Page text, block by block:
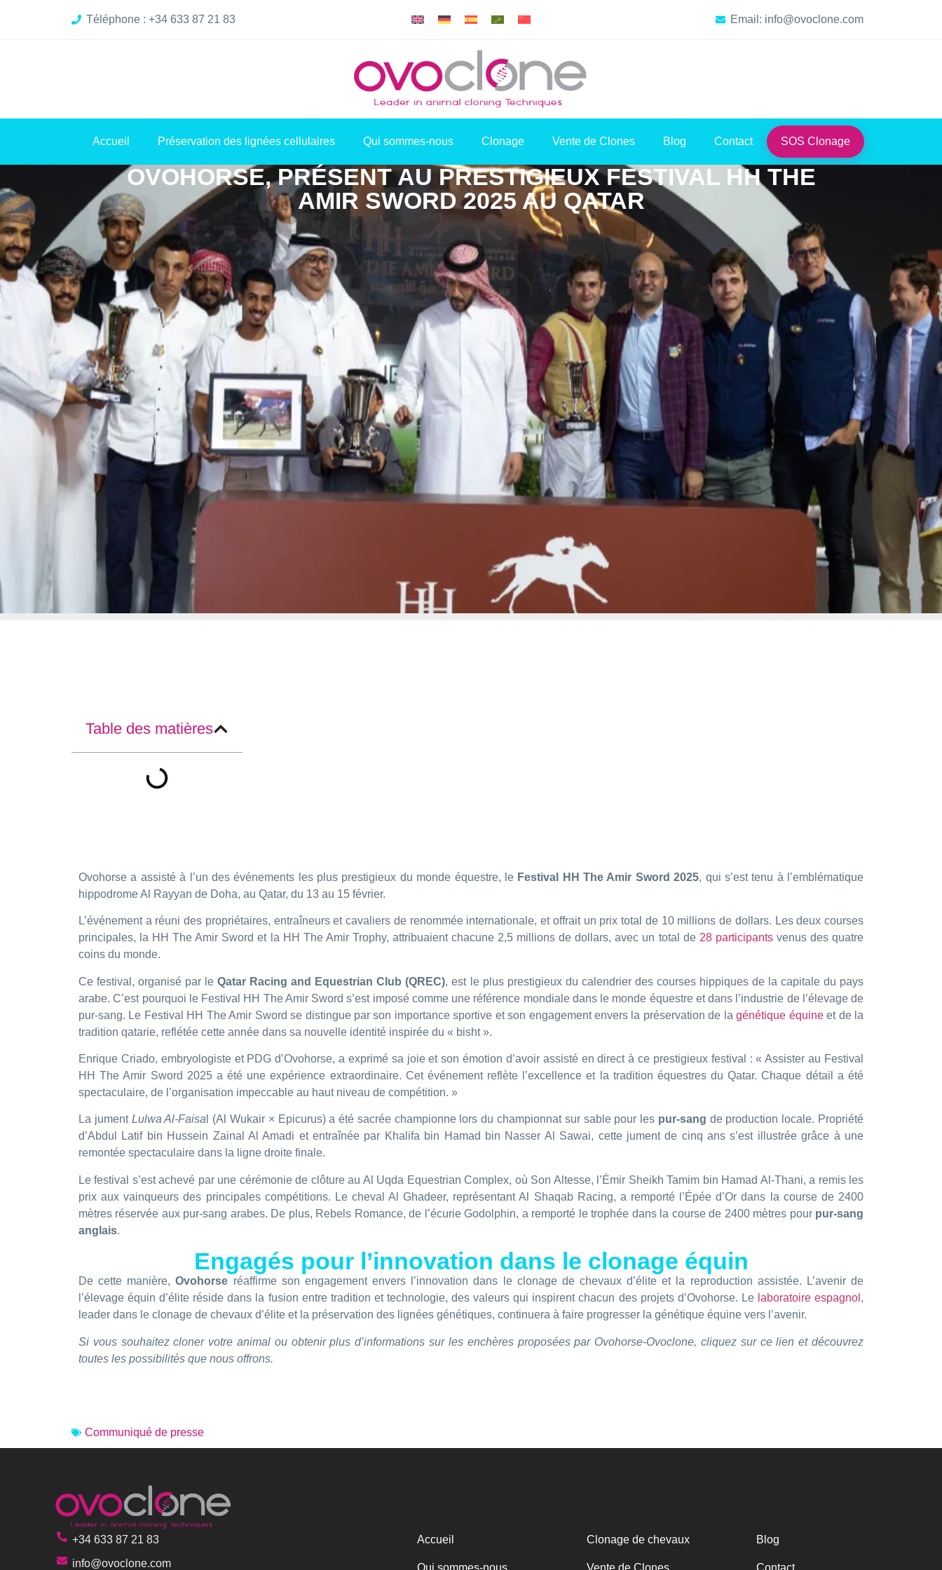
Téléphone : +34 633 87 21 83 Email: info@ovoclone.com
Accueil Préservation des lignées cellulaires Qui sommes-nous Clonage Vente de Clones Blog Contact SOS Clonage
OVOHORSE, PRÉSENT AU PRESTIGIEUX FESTIVAL HH THE
AMIR SWORD 2025 AU QATAR
Table des matières
Ovohorse a assisté à l’un des événements les plus prestigieux du monde équestre, le Festival HH The Amir Sword 2025, qui s’est tenu à l’emblématique
hippodrome Al Rayyan de Doha, au Qatar, du 13 au 15 février.
L’événement a réuni des propriétaires, entraîneurs et cavaliers de renommée internationale, et offrait un prix total de 10 millions de dollars. Les deux courses
principales, la HH The Amir Sword et la HH The Amir Trophy, attribuaient chacune 2,5 millions de dollars, avec un total de 28 participantsvenus des quatre
coins du monde.
Ce festival, organisé par leQatar Racing and Equestrian Club (QREC), est le plus prestigieux du calendrier des courses hippiques de la capitale du pays
arabe. C’est pourquoi le Festival HH The Amir Sword s’est imposé comme une référence mondiale dans le monde équestre et dans l’industrie de l’élevage de
pur-sang. Le Festival HH The Amir Sword se distingue par son importance sportive et son engagement envers la préservation de lagénétique équineet de la
tradition qatarie, reflétée cette année dans sa nouvelle identité inspirée du « bisht ».
Enrique Criado, embryologiste et PDG d’Ovohorse, a exprimé sa joie et son émotion d’avoir assisté en direct à ce prestigieux festival : « Assister au Festival
HH The Amir Sword 2025 a été une expérience extraordinaire. Cet événement reflète l’excellence et la tradition équestres du Qatar. Chaque détail a été
spectaculaire, de l’organisation impeccable au haut niveau de compétition. »
La jument Lulwa Al-Faisa l (Al Wukair × Epicurus) a été sacrée championne lors du championnat sur sable pour les pur-sang de production locale. Propriété
d’Abdul Latif bin Hussein Zainal Al Amadi et entraînée par Khalifa bin Hamad bin Nasser Al Sawai, cette jument de cinq ans s’est illustrée grâce à une
remontée spectaculaire dans la ligne droite finale.
Le festival s’est achevé par une cérémonie de clôture au Al Uqda Equestrian Complex, où Son Altesse, l’Émir Sheikh Tamim bin Hamad Al-Thani, a remis les
prix aux vainqueurs des principales compétitions. Le cheval Al Ghadeer, représentant Al Shaqab Racing, a remporté l’Épée d’Or dans la course de 2400
mètres réservée aux pur-sang arabes. De plus, Rebels Romance, de l’écurie Godolphin, a remporté le trophée dans la course de 2400 mètres pour pur-sang
anglais.
Engagés pour l’innovation dans le clonage équin
De cette manière,Ovohorse réaffirme son engagement envers l’innovation dans le clonage de chevaux d’élite et la reproduction assistée. L’avenir de
l’élevage équin d’élite réside dans la fusion entre tradition et technologie, des valeurs qui inspirent chacun des projets d’Ovohorse. Lelaboratoire espagnol ,
leader dans le clonage de chevaux d’élite et la préservation des lignées génétiques, continuera à faire progresser la génétique équine vers l’avenir.
Si vous souhaitez cloner votre animal ou obtenir plus d’informations sur les enchères proposées par Ovohorse-Ovoclone, cliquez sur ce lien et découvrez
toutes les possibilités que nous offrons.
Communiqué de presse
+34 633 87 21 83
info@ovoclone.com
Accueil
Qui sommes-nous
Clonage de chevaux
Vente de Clones
Blog
Contact